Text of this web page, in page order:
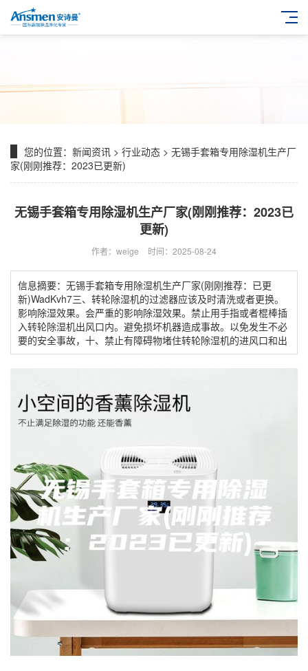
您的位置： 新闻资讯 > 行业动态 > 无锡手套箱专用除湿机生产厂
家(刚刚推荐：2023已更新)
无锡手套箱专用除湿机生产厂家(刚刚推荐：2023已
更新)
作者：weige 时间：2025-08-24
信息摘要：无锡手套箱专用除湿机生产厂家(刚刚推荐：已更
新)WadKvh7三、转轮除湿机的过滤器应该及时清洗或者更换。
影响除湿效果。会严重的影响除湿效果。禁止用手指或者棍棒插
入转轮除湿机出风口内。避免损坏机器造成事故。以免发生不必
要的安全事故，十、禁止有障碍物堵住转轮除湿机的进风口和出